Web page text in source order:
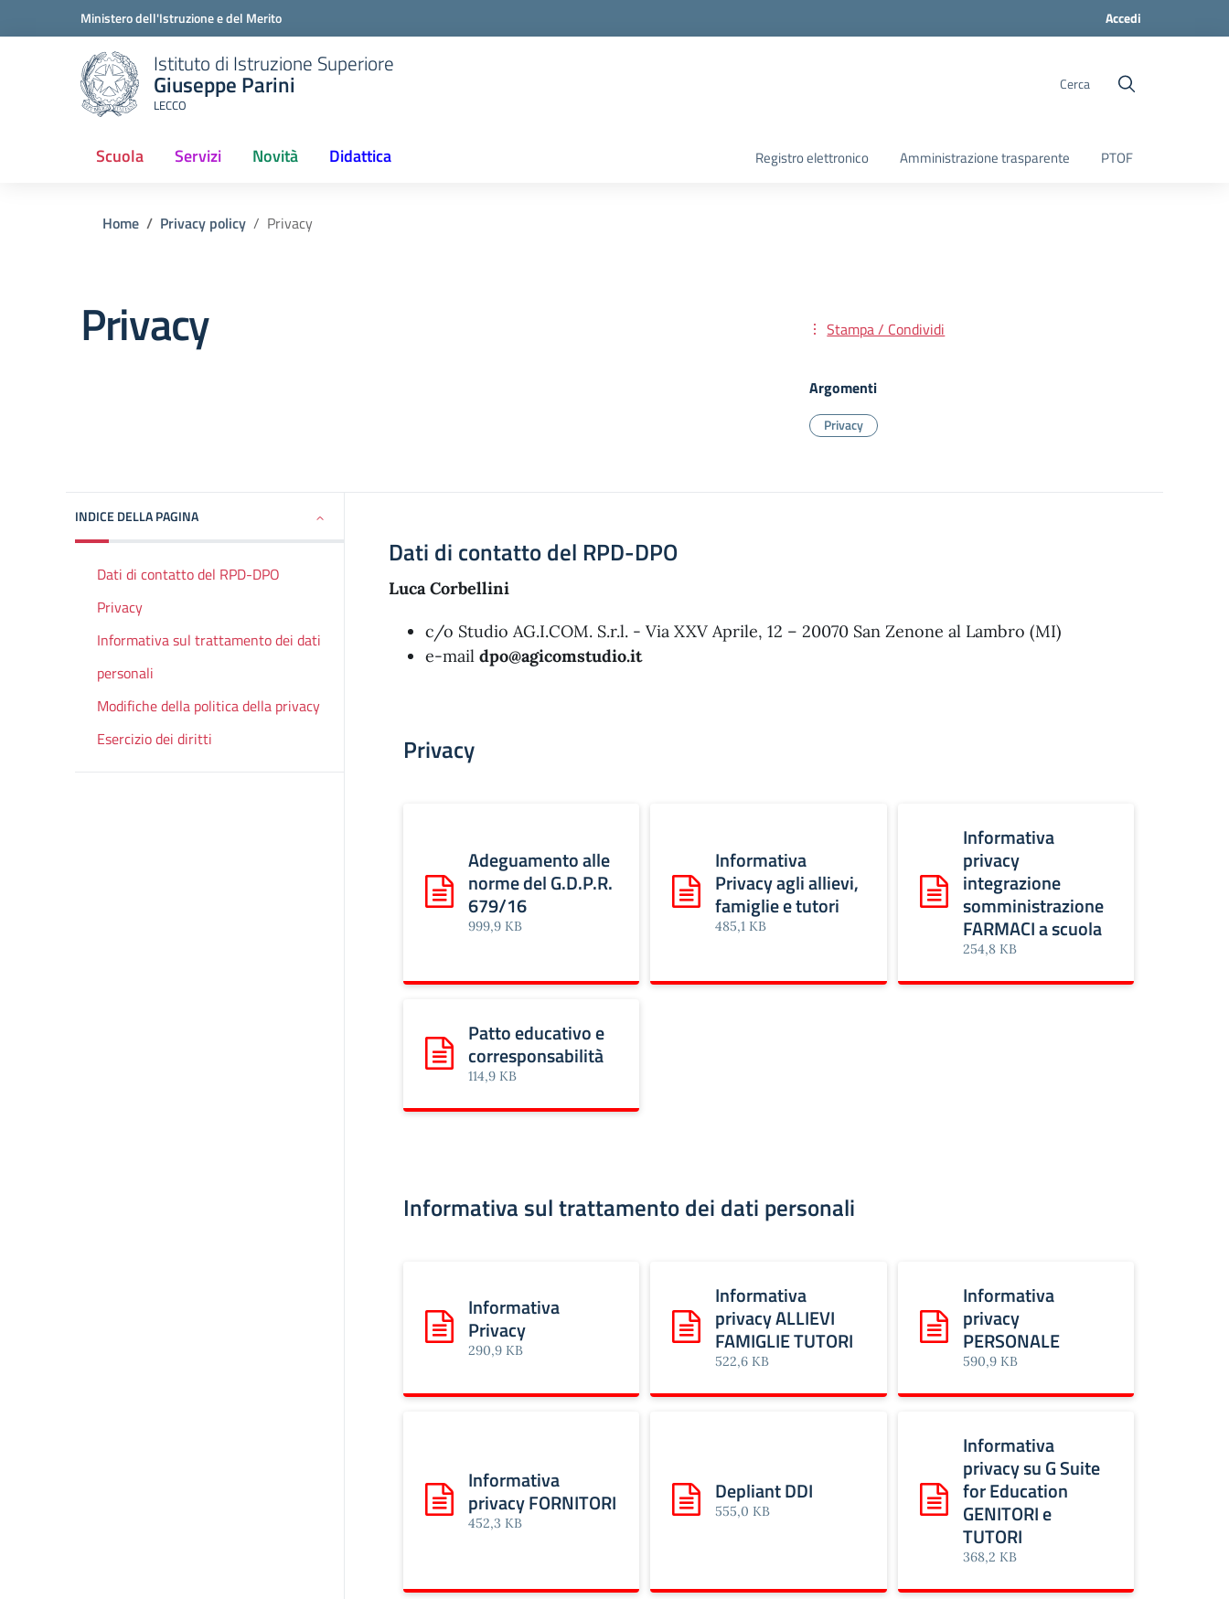
Ministero dell'Istruzione e del Merito Accedi
Istituto di Istruzione Superiore
Giuseppe Parini
LECCO
Cerca
Scuola Servizi Novità Didattica
(current) Registro elettronico Amministrazione trasparente PTOF
Home Privacy policy Privacy
Privacy Stampa / Condividi
Argomenti
Privacy
INDICE DELLA PAGINA
Dati di contatto del RPD-DPO
Privacy
Informativa sul trattamento dei dati
personali
Modifiche della politica della privacy
Esercizio dei diritti
Dati di contatto del RPD-DPO
Luca Corbellini
c/o Studio AG.I.COM. S.r.l. - Via XXV Aprile, 12 – 20070 San Zenone al Lambro (MI)
​e-mail dpo@agicomstudio.it
Privacy
Scarica: Adeguamento alle norme del G.D.P.R. 679/16
Adeguamento alle
norme del G.D.P.R.
679/16
999,9 KB
Scarica: Informativa Privacy agli allievi, famiglie e tutori
Informativa
Privacy agli allievi,
famiglie e tutori
485,1 KB
Scarica: Informativa privacy integrazione
Informativa
privacy
integrazione
somministrazione
FARMACI a scuola
254,8 KB
Scarica: Patto educativo e corresponsabilità
Patto educativo e
corresponsabilità
114,9 KB
Informativa sul trattamento dei dati personali
Scarica: Informativa Privacy
Informativa
Privacy
290,9 KB Scarica: Informativa privacy ALLIEVI FAMIGLIE TUTORI
Informativa
privacy ALLIEVI
FAMIGLIE TUTORI
522,6 KB
Scarica: Informativa privacy PERSONALE
Informativa
privacy
PERSONALE
590,9 KB
Scarica: Informativa privacy FORNITORI
Informativa
privacy FORNITORI
452,3 KB Scarica: Depliant DDI
Depliant DDI
555,0 KB Scarica: Informativa privacy su G Suite for
Informativa
privacy su G Suite
for Education
GENITORI e
TUTORI
368,2 KB